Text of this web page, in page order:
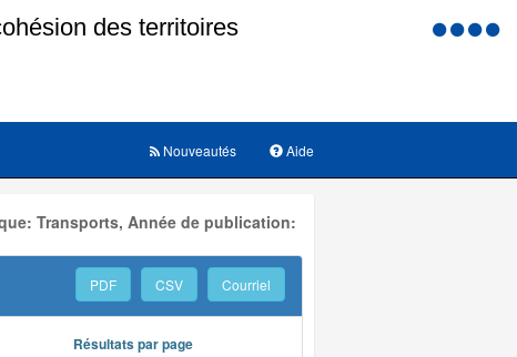
Menu
Aide
Nouveautés
Transports, Année de publication:
PDF CSV Courriel
Résultats par page